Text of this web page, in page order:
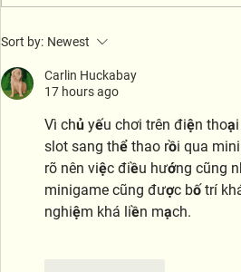
We’re Hiring: Join Our Team as a
Sort by: Newest
Carlin Huckabay
17 hours ago
Vì chủ yếu chơi trên điện
slot sang thể thao rồi qua
rõ nên việc điều hướng cũng
minigame cũng được bố trí
nghiệm khá liền mạch.